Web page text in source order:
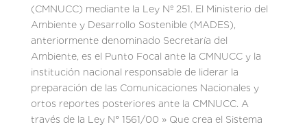
(CMNUCC) mediante la Ley Nº 251. El Ministerio del
Ambiente y Desarrollo Sostenible (MADES),
anteriormente denominado Secretaría del
Ambiente, es el Punto Focal ante la CMNUCC y la
institución nacional responsable de liderar la
preparación de las Comunicaciones Nacionales y
ortos reportes posteriores ante la CMNUCC. A
través de la Ley N° 1561/00 » Que crea el Sistema